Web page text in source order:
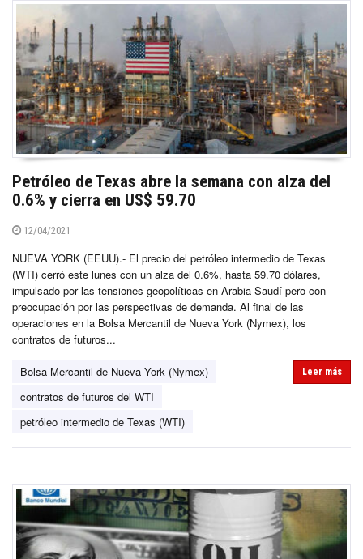
Petróleo de Texas abre la semana con alza del
0.6% y cierra en US$ 59.70
12/04/2021
NUEVA YORK (EEUU).- El precio del petróleo intermedio de Texas
(WTI) cerró este lunes con un alza del 0.6%, hasta 59.70 dólares,
impulsado por las tensiones geopolíticas en Arabia Saudí pero con
preocupación por las perspectivas de demanda. Al final de las
operaciones en la Bolsa Mercantil de Nueva York (Nymex), los
contratos de futuros...
Bolsa Mercantil de Nueva York (Nymex)
contratos de futuros del WTI
petróleo intermedio de Texas (WTI)
Leer más